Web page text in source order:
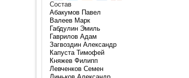
Состав
Абакумов Павел
Валеев Марк
Габдулин Эмиль
Гаврилов Адам
Загвоздин Александр
Капуста Тимофей
Княжев Филипп
Левченков Семен